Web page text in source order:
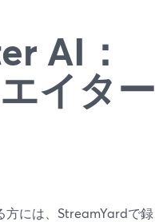
AI：
イター
方には、StreamYardで録